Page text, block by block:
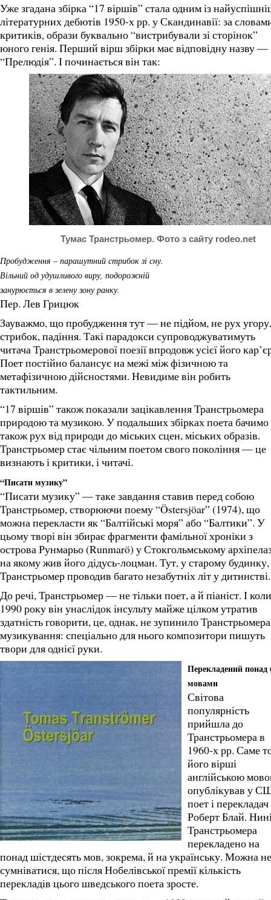
Уже згадана збірка “17 віршів” стала одним із
літературних дебютів 1950-х рр. у Скандинавії: за
критиків, образи буквально “вистрибували зі сторінок”
юного генія. Перший вірш збірки має відповідну назву —
“Прелюдія”. І починається він так:
Тумас Транстрьомер. Фото з сайту rodeo.net
Пробудження – парашутний стрибок зі сну.
Вільний од удушливого виру, подорожній
занурюється в зелену зону ранку.
Пер. Лев Грицюк
Зауважмо, що пробудження тут — не підйом, не рух
стрибок, падіння. Такі парадокси супроводжуватимуть
читача Транстрьомерової поезії впродовж усієї його
Поет постійно балансує на межі між фізичною та
метафізичною дійсностями. Невидиме він робить
тактильним.
“17 віршів” також показали зацікавлення Транстрьомера
природою та музикою. У подальших збірках поета бачимо
також рух від природи до міських сцен, міських образів.
Транстрьомер стає чільним поетом свого покоління — це
визнають і критики, і читачі.
“Писати музику”
“Писати музику” — таке завдання ставив перед собою
Транстрьомер, створюючи поему “Östersjöar” (1974), що
можна перекласти як “Балтійські моря” або “Балтики”. У
цьому творі він збирає фрагменти фамільної хроніки з
острова Рунмарьо (Runmarö) у Стокгольмському
на якому жив його дідусь-лоцман. Тут, у старому будинку,
Транстрьомер проводив багато незабутніх літ у дитинстві.
До речі, Транстрьомер — не тільки поет, а й піаніст. І коли
1990 року він унаслідок інсульту майже цілком утратив
здатність говорити, це, однак, не зупинило
музикування: спеціально для нього композитори пишуть
твори для однієї руки.
Перекладений понад
мовами
Світова
популярність
прийшла до
Транстрьомера в
1960-х рр. Саме
його вірші
англійською
опублікував у
поет і перекладач
Роберт Блай.
Транстрьомера
перекладено на
понад шістдесять мов, зокрема, й на українську. Можна не
сумніватися, що після Нобелівської премії кількість
перекладів цього шведського поета зросте.